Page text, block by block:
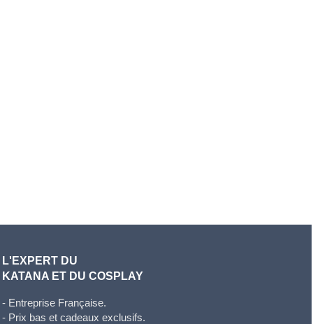
L'EXPERT DU
KATANA ET DU COSPLAY
- Entreprise Française.
- Prix bas et cadeaux exclusifs.